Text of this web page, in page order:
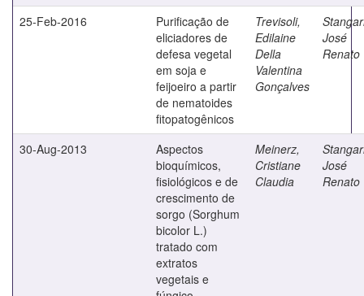
25-Feb-2016
Purificação de
eliciadores de
defesa vegetal
em soja e
feijoeiro a partir
de nematoides
fitopatogênicos
Trevisoli,
Edilaine
Della
Valentina
Gonçalves
José
Renato
30-Aug-2013
Aspectos
bioquímicos,
fisiológicos e de
crescimento de
sorgo (Sorghum
bicolor L.)
tratado com
extratos
vegetais e
Meinerz,
Cristiane
Claudia
José
Renato